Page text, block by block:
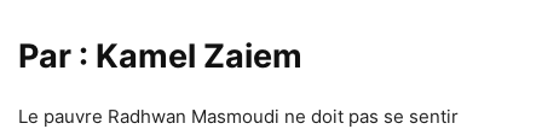
Par : Kamel Zaiem
Le pauvre Radhwan Masmoudi ne doit pas se sentir